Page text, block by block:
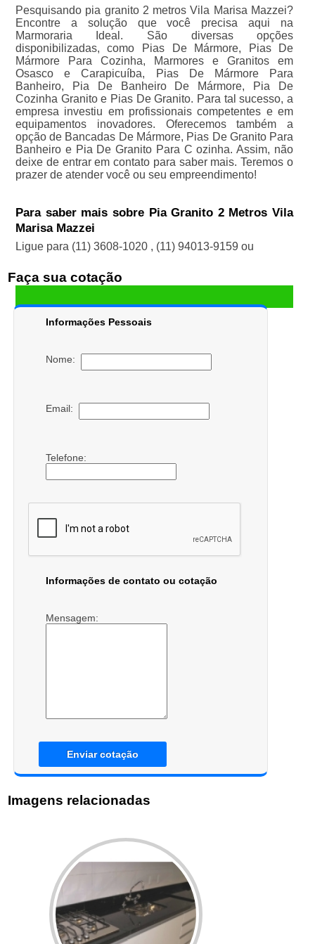
Pesquisando pia granito 2 metros Vila Marisa Mazzei?
Encontre a solução que você precisa aqui na
Marmoraria Ideal. São diversas opções
disponibilizadas, como Pias De Mármore, Pias De
Mármore Para Cozinha, Marmores e Granitos em
Osasco e Carapicuíba, Pias De Mármore Para
Banheiro, Pia De Banheiro De Mármore, Pia De
Cozinha Granito e Pias De Granito. Para tal sucesso, a
empresa investiu em profissionais competentes e em
equipamentos inovadores. Oferecemos também a
opção de Bancadas De Mármore, Pias De Granito Para
Banheiro e Pia De Granito Para C ozinha. Assim, não
deixe de entrar em contato para saber mais. Teremos o
prazer de atender você ou seu empreendimento!
Para saber mais sobre Pia Granito 2 Metros Vila
Marisa Mazzei
Ligue para (11) 3608-1020 , (11) 94013-9159 ou
Faça sua cotação
Informações Pessoais
Nome:
Email:
Telefone:
Informações de contato ou cotação
Mensagem:
Enviar cotação
Imagens relacionadas